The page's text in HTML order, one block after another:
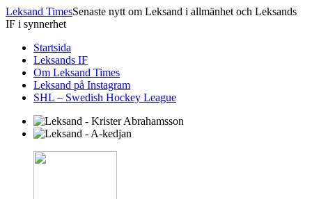
Leksand TimesSenaste nytt om Leksand i allmänhet och Leksands
IF i synnerhet
Startsida
Leksands IF
Om Leksand Times
Leksand på Instagram
SHL – Swedish Hockey League